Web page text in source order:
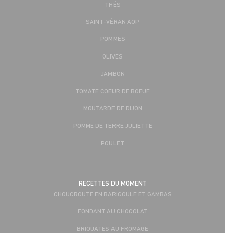
THÉS
SAINT-VÉRAN AOP
POMMES
OLIVES
JAMBON
TOMATE COEUR DE BOEUF
MOUTARDE DE DIJON
POMME DE TERRE JULIETTE
POULET
RECETTES DU MOMENT
CHOUCROUTE EN BARIGOULE ET GAMBAS
FONDANT AU CHOCOLAT
BRIOUATES AU FROMAGE